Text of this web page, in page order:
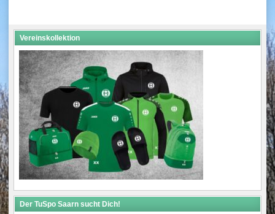
Vereinskollektion
Der TuSpo Saarn sucht Dich!